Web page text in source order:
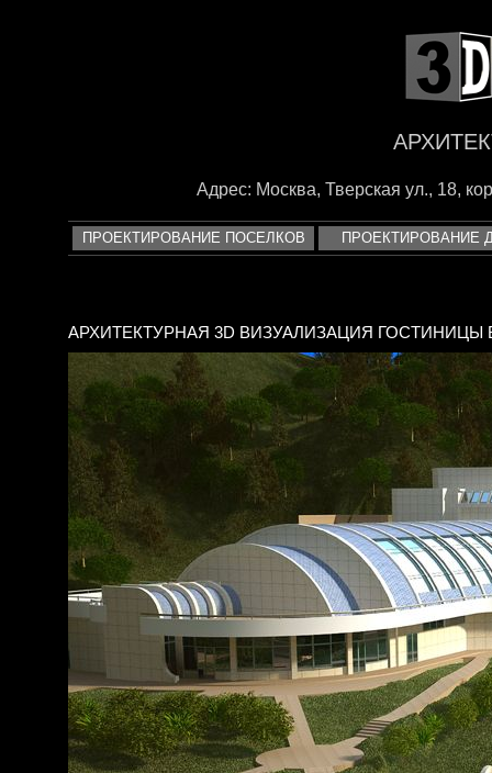
Адрес: Москва, Тверская ул., 18,
ПРОЕКТИРОВАНИЕ ПОСЕЛКОВ ПРОЕКТИРОВАНИЕ
АРХИТЕКТУРНАЯ 3D ВИЗУАЛИЗАЦИЯ